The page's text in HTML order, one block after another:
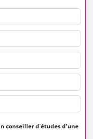
conseiller d'études d'une